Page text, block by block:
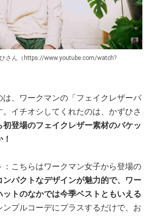
さん（https://www.youtube.com/watch?
、ワークマンの「フェイクレザーバ
イチオシしてくれたのは、かずひさ
初登場のフェイクレザー素材のバケッ
：こちらはワークマン女子から登場の
ンパクトなデザインが魅力的で、ワー
トのなかでは今季ベストともいえる
ンプルコーデにプラスするだけで、お